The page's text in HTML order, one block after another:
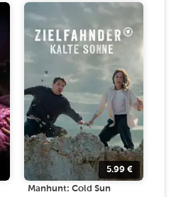
5.99 €
Manhunt: Cold Sun